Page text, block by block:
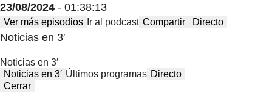
23/08/2024 - 01:38:13
Ver más episodios Ir al podcast Compartir Directo
Noticias en 3′
Noticias en 3′
Noticias en 3′ Últimos programas Directo
Cerrar